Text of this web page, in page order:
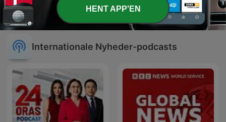
Stjerner og striber
Det billige skidt med Holm
og Klein
Internationale Nyheder-podcasts
HENT APP'EN